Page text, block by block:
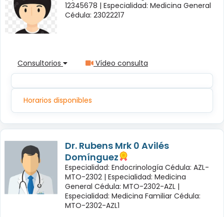
12345678 | Especialidad: Medicina General
Cédula: 23022217
Consultorios Vídeo consulta
Horarios disponibles
Dr. Rubens Mrk 0 Avilés
Domínguez
Especialidad: Endocrinología Cédula: AZL-
MTO-2302 | Especialidad: Medicina
General Cédula: MTO-2302-AZL |
Especialidad: Medicina Familiar Cédula:
MTO-2302-AZL1